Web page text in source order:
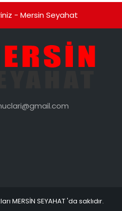
- Mersin Seyahat
MERSİN SEYAHAT 'da saklıdır.